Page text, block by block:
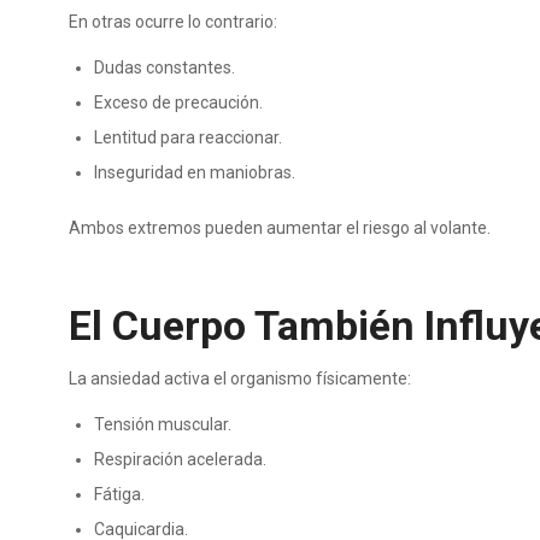
En otras ocurre lo contrario:
Dudas constantes.
Exceso de precaución.
Lentitud para reaccionar.
Inseguridad en maniobras.
Ambos extremos pueden aumentar el riesgo al volante.
El Cuerpo También
La ansiedad activa el organismo físicamente:
Tensión muscular.
Respiración acelerada.
Fátiga.
Caquicardia.